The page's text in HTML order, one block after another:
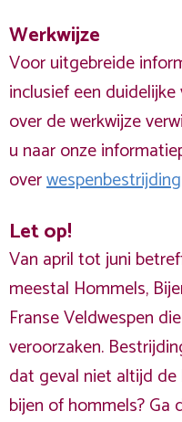
Werkwijze
Voor uitgebreide
inclusief een
over de werkwijze
u naar onze
overwespenbestrijding
Let op!
Van april tot juni
meestal Hommels,
Franse Veldwespen
veroorzaken.
dat geval niet altijd
bijen of hommels? Ga